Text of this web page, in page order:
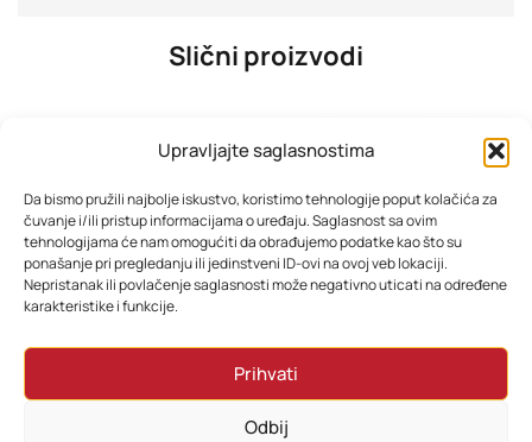
Upravljajte saglasnostima
Da bismo pružili najbolje iskustvo, koristimo tehnologije poput kolačića za
čuvanje i/ili pristup informacijama o uređaju. Saglasnost sa ovim
tehnologijama će nam omogućiti da obrađujemo podatke kao što su
ponašanje pri pregledanju ili jedinstveni ID-ovi na ovoj veb lokaciji.
Nepristanak ili povlačenje saglasnosti može negativno uticati na određene
karakteristike i funkcije.
Prihvati
Odbij
Slični proizvodi
Xiaomi pametna vaga S400 BHR7793GL